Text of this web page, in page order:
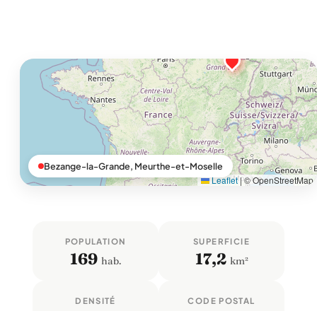
Leaflet |© OpenStreetMap
Bezange-la-Grande, Meurthe-et-Moselle
POPULATION
169 hab.
SUPERFICIE
17,2 km²
DENSITÉ CODE POSTAL